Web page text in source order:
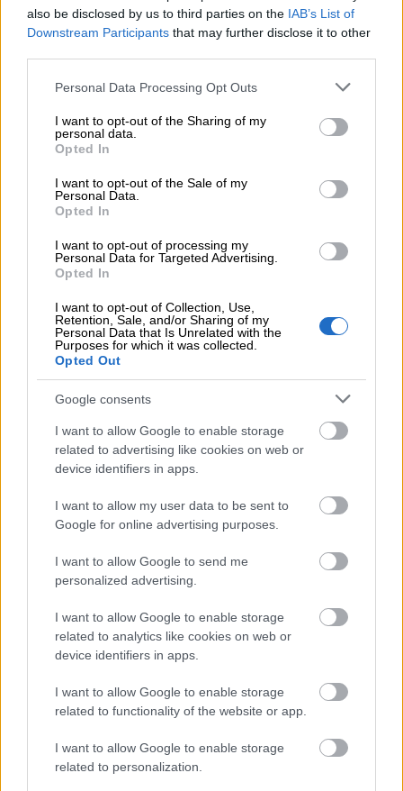
also be disclosed by us to third parties on the IAB’s List of
Downstream Participants that may further disclose it to other
Please note that this website/app uses one or more Google
not limited to your visit or usage behaviour. You may click to
grant or deny consent to Google and its third-party tags to
use your data for below specified purposes in below Google
consent section.
Personal Data Processing Opt Outs
I want to opt-out of the Sharing of my
personal data.
Opted In
I want to opt-out of the Sale of my
Personal Data.
Opted In
I want to opt-out of processing my
Personal Data for Targeted Advertising.
Opted In
I want to opt-out of Collection, Use,
Retention, Sale, and/or Sharing of my
Personal Data that Is Unrelated with the
Purposes for which it was collected.
Opted Out
Google consents
I want to allow Google to enable storage
related to advertising like cookies on web or
device identifiers in apps.
I want to allow my user data to be sent to
Google for online advertising purposes.
I want to allow Google to send me
personalized advertising.
I want to allow Google to enable storage
related to analytics like cookies on web or
device identifiers in apps.
I want to allow Google to enable storage
related to functionality of the website or app.
I want to allow Google to enable storage
related to personalization.
mukavilta, mutta paperityöt ovat vähän
Oletko törmännyt
yrittäjyytesi aikana
joihinkin sellaisiin
haasteisiin, joita
toivoisit muiden
osaavan välttää?
Yritystoimintani alussa etsin oikeanlaisia
tuotteita, jotka olisivat laadukkaita ja
menisivät ihmisille hyvin kaupaksi. Silloin
tuli maksettua oppirahoja, mutta eihän
sitä opi kuin kokeilemalla.
Tiivistä vielä lyhyesti
yritystoimintasi apuna.
Ohjelmalla on mukava tehdä laskuja ja se
kulkee puhelimessakin hyvin mukana, kun
reissaan paljon ympäri Suomea.
KK-Machine Oy:n palveluihin voit
verkkosivuilla!